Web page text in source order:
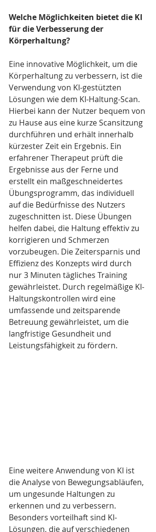
Welche Möglichkeiten bietet die KI
für die Verbesserung der
Körperhaltung?
Eine innovative Möglichkeit, um die
Körperhaltung zu verbessern, ist die
Verwendung von KI-gestützten
Lösungen wie dem KI-Haltung-Scan.
Hierbei kann der Nutzer bequem von
zu Hause aus eine kurze Scansitzung
durchführen und erhält innerhalb
kürzester Zeit ein Ergebnis. Ein
erfahrener Therapeut prüft die
Ergebnisse aus der Ferne und
erstellt ein maßgeschneidertes
Übungsprogramm, das individuell
auf die Bedürfnisse des Nutzers
zugeschnitten ist. Diese Übungen
helfen dabei, die Haltung effektiv zu
korrigieren und Schmerzen
vorzubeugen. Die Zeitersparnis und
Effizienz des Konzepts wird durch
nur 3 Minuten tägliches Training
gewährleistet. Durch regelmäßige KI-
Haltungskontrollen wird eine
umfassende und zeitsparende
Betreuung gewährleistet, um die
langfristige Gesundheit und
Leistungsfähigkeit zu fördern.
Eine weitere Anwendung von KI ist
die Analyse von Bewegungsabläufen,
um ungesunde Haltungen zu
erkennen und zu verbessern.
Besonders vorteilhaft sind KI-
Lösungen, die auf verschiedenen